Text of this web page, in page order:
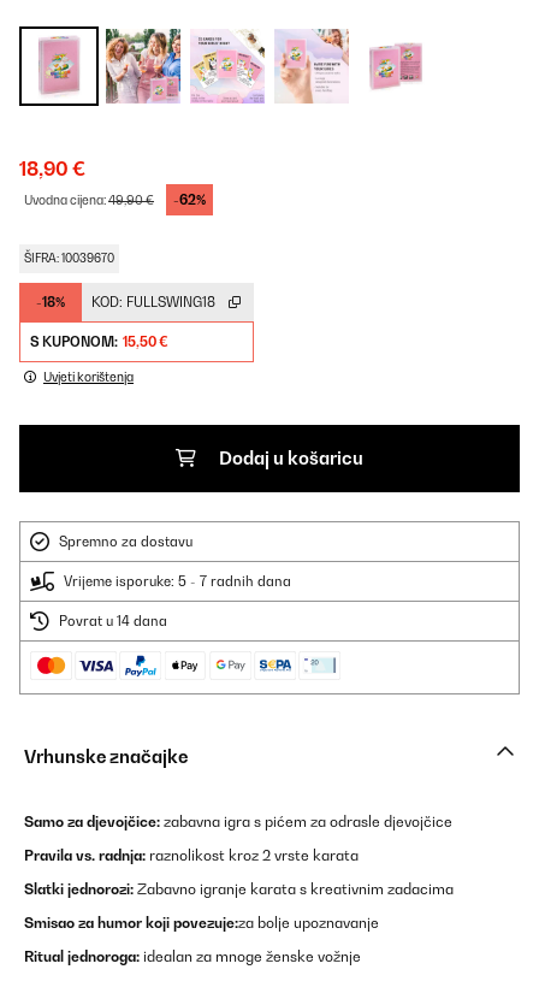
18,90 €
Uvodna cijena:49,90 € -62%
ŠIFRA: 10039670
-18% KOD: FULLSWING18
S KUPONOM: 15,50 €
Uvjeti korištenja
Dodaj u košaricu
Spremno za dostavu
Vrijeme isporuke: 5 - 7 radnih dana
Povrat u 14 dana
Vrhunske značajke
Samo za djevojčice: zabavna igra s pićem za odrasle djevojčice
Pravila vs. radnja: raznolikost kroz 2 vrste karata
Slatki jednorozi: Zabavno igranje karata s kreativnim zadacima
Smisao za humor koji povezuje:za bolje upoznavanje
Ritual jednoroga: idealan za mnoge ženske vožnje